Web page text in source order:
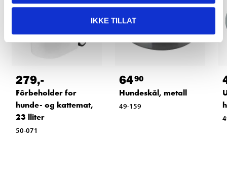
IKKE TILLAT
279,-
Fôrbeholder for
hunde- og kattemat,
23 lliter
50-071
6490
Hundeskål, metall
49-159